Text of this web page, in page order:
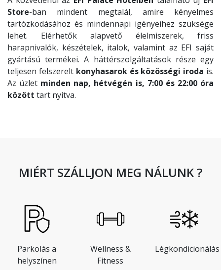
Store-ban mindent megtalál, amire kényelmes
tartózkodásához és mindennapi igényeihez szüksége
lehet. Elérhetők alapvető élelmiszerek, friss
harapnivalók, készételek, italok, valamint az EFI saját
gyártású termékei. A háttérszolgáltatások része egy
teljesen felszerelt konyhasarok és közösségi iroda is.
Az üzlet minden nap, hétvégén is, 7:00 és 22:00 óra
között tart nyitva.
MIÉRT SZÁLLJON MEG NÁLUNK ?
Parkolás a
helyszínen
Wellness &
Fitness
Légkondicionálás